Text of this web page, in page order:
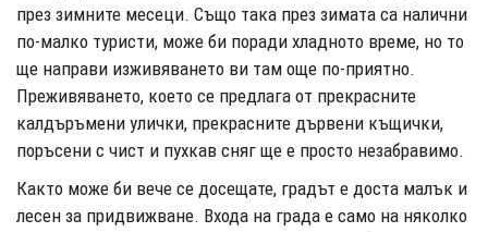
през зимните месеци. Също така през зимата са налични
по-малко туристи, може би поради хладното време, но то
ще направи изживяването ви там още по-приятно.
Преживяването, което се предлага от прекрасните
калдъръмени улички, прекрасните дървени къщички,
поръсени с чист и пухкав сняг ще е просто незабравимо.
Както може би вече се досещате, градът е доста малък и
лесен за придвижване. Входа на града е само на няколко